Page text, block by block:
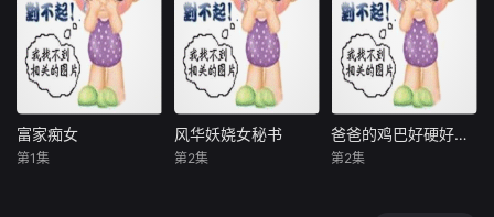
富家痴女
富家痴女
第1集
风华妖娆女秘书
风华妖娆女秘书
第2集
爸爸的鸡巴好硬好粗好长 爸爸的鸡巴好硬好粗好长
第2集